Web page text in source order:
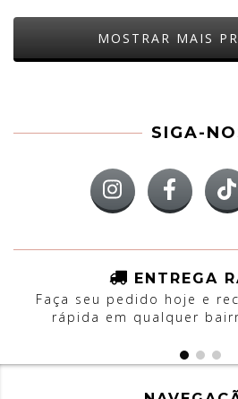
MOSTRAR MAIS
SIGA-
ENTREGA
Faça seu pedido hoje e
rápida em qualquer